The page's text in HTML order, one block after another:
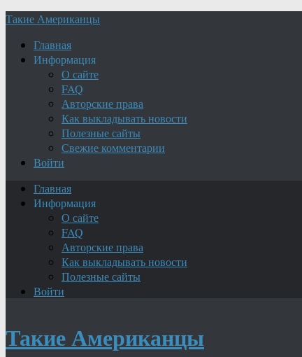
Такие Американцы
Главная
Информация
О сайте
FAQ
Авторские права
Как выкладывать новости
Полезные сайты
Свежие комментарии
Войти
Главная
Информация
О сайте
FAQ
Авторские права
Как выкладывать новости
Полезные сайты
Войти
Такие Американцы